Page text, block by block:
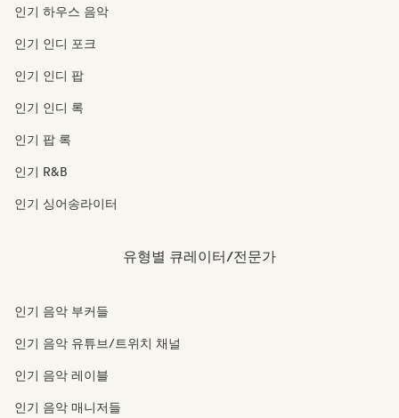
인기 하우스 음악
인기 인디 포크
인기 인디 팝
인기 인디 록
인기 팝 록
인기 R&B
인기 싱어송라이터
유형별 큐레이터/전문가
인기 음악 부커들
인기 음악 유튜브/트위치 채널
인기 음악 레이블
인기 음악 매니저들